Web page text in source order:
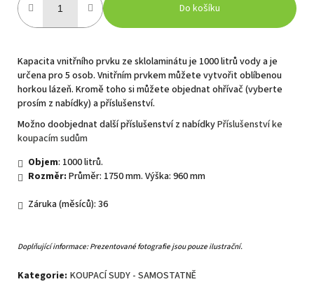
Do košíku
Kapacita vnitřního prvku ze sklolaminátu je 1000 litrů vody a je
určena pro 5 osob. Vnitřním prvkem můžete vytvořit oblíbenou
horkou lázeň. Kromě toho si můžete objednat ohřívač (vyberte
prosím z nabídky) a příslušenství.
Možno doobjednat další příslušenství z nabídkyPříslušenství ke
koupacím sudům
Objem: 1000 litrů.
Rozměr: Průměr: 1750 mm. Výška: 960 mm
Záruka (měsíců): 36
Doplňující informace: Prezentované fotografie jsou pouze ilustrační.
Kategorie: KOUPACÍ SUDY - SAMOSTATNĚ